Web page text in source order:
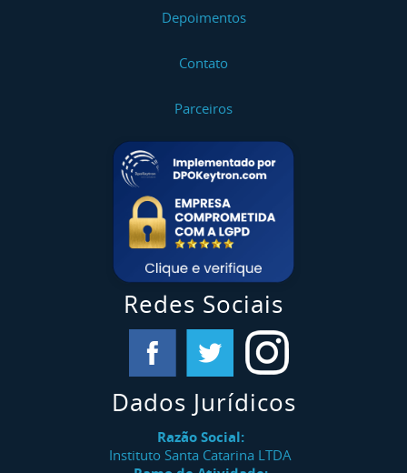
Depoimentos
Contato
Parceiros
Redes Sociais
Dados Jurídicos
Razão Social:
Instituto Santa Catarina LTDA